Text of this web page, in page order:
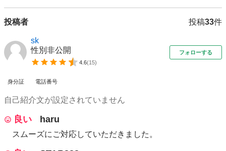
投稿者 投稿33件
sk
性別非公開
4.6(15)
フォローする
身分証 電話番号
自己紹介文が設定されていません
良い haru
スムーズにご対応していただきました。